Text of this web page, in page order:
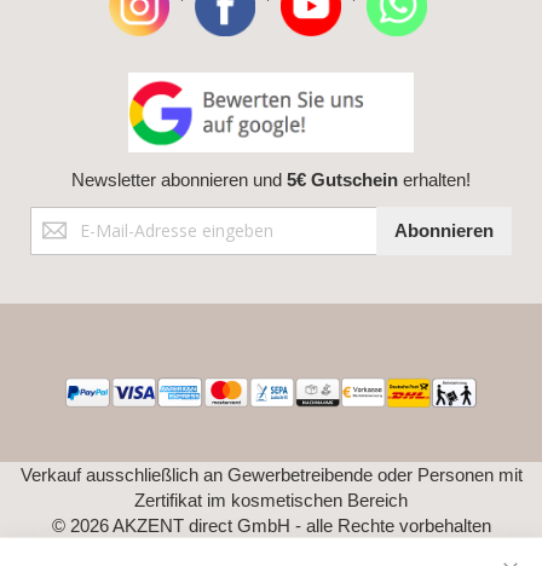
Newsletter abonnieren und 5€ Gutschein erhalten!
Anmeldung
zum
Abonnieren
Verkauf ausschließlich an Gewerbetreibende oder Personen mit
Zertifikat im kosmetischen Bereich
© 2026 AKZENT direct GmbH - alle Rechte vorbehalten